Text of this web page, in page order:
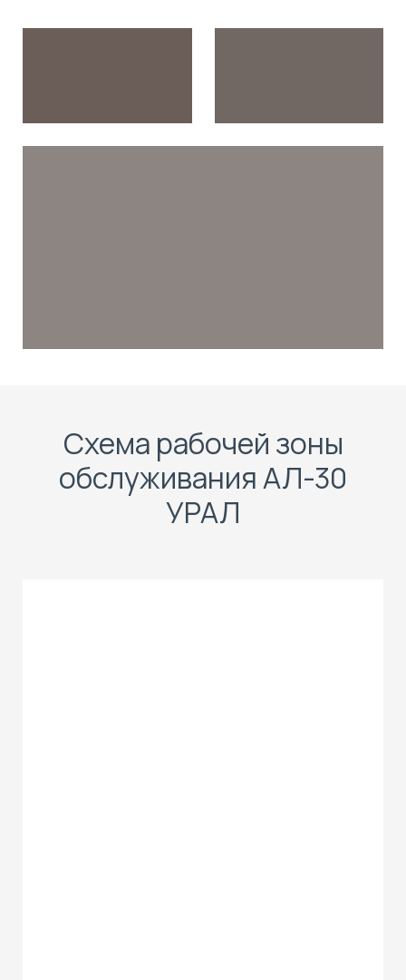
Схема рабочей зоны
обслуживания АЛ-30
УРАЛ